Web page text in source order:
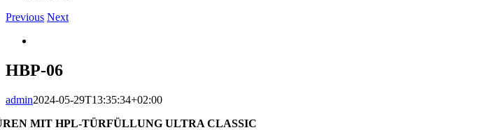
Previous Next
Image
HBP-06
admin2024-05-29T13:35:34+02:00
MIT HPL-TÜRFÜLLUNG ULTRA CLASSIC